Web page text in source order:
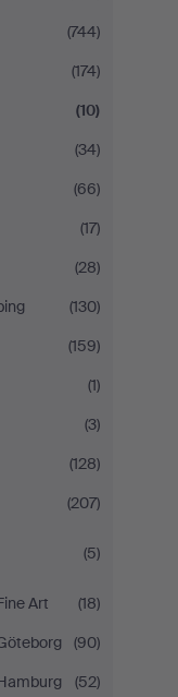
(744)
(174)
(10)
(34)
(66)
(17)
(28)
(130)
(159)
(1)
(3)
(128)
(207)
(5)
Art
(18)
(90)
(52)